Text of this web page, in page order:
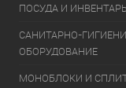
ПОСУДА И ИНВЕНТАРЬ
САНИТАРНО-
ОБОРУДОВАНИЕ
МОНОБЛОКИ И